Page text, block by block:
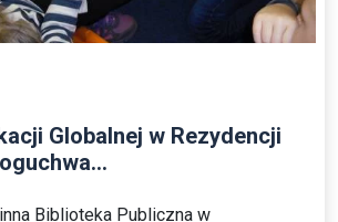
Globalnej w Rezydencji
Biblioteka Publiczna w